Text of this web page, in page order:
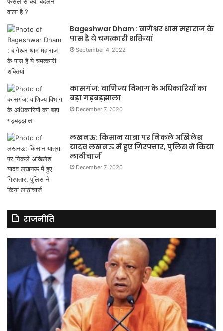
Bageshwar Dham : बागेश्वर धाम महाराज के
पास है ये चमत्कारी शक्तियां
September 4, 2022
कासगंज: वाणिज्य विभाग के अधिकारियों का
बड़ा गड़बड़झाला
December 7, 2020
लखनऊ: किसान यात्रा पर निकले अखिलेश
यादव लखनऊ में हुए गिरफ्तार, पुलिस ने किया
लाठीचार्ज
December 7, 2020
राजनीति